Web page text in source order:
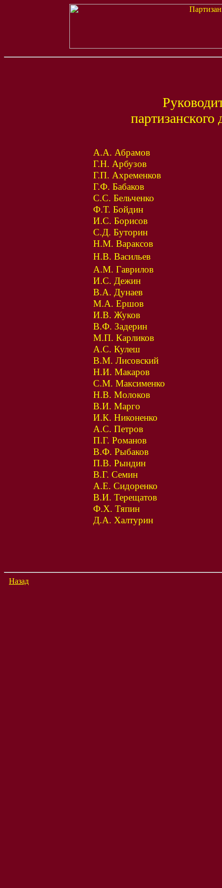
А.А. Абрамов
Г.Н. Арбузов
Г.П. Ахременков
Г.Ф. Бабаков
С.С. Бельченко
Ф.Т. Бойдин
И.С. Борисов
С.Д. Буторин
Н.М. Вараксов
Н.В. Васильев
А.М. Гаврилов
И.С. Дежин
В.А. Дунаев
М.А. Ершов
И.В. Жуков
В.Ф. Задерин
М.П. Карликов
А.С. Кулеш
В.М. Лисовский
Н.И. Макаров
С.М. Максименко
Н.В. Молоков
В.И. Марго
И.К. Никоненко
А.С. Петров
П.Г. Романов
В.Ф. Рыбаков
П.В. Рындин
В.Г. Семин
А.Е. Сидоренко
В.И. Терещатов
Ф.Х. Тяпин
Д.А. Халтурин
Назад